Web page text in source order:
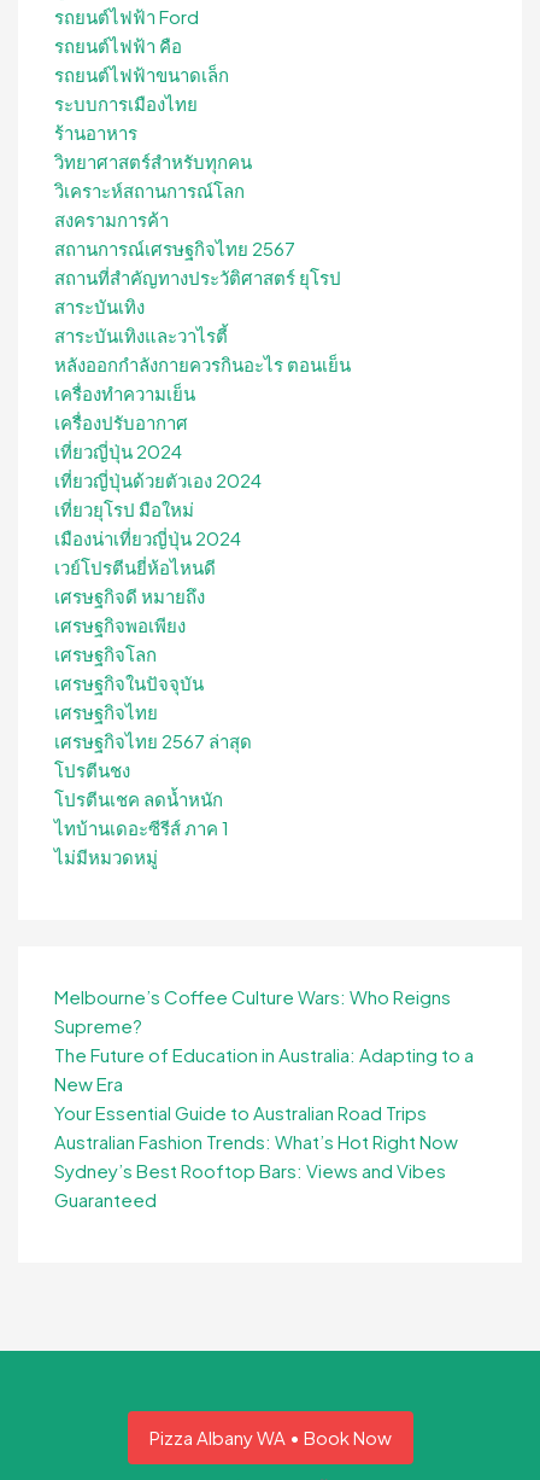
รถยนต์ไฟฟ้า Ford
รถยนต์ไฟฟ้า คือ
รถยนต์ไฟฟ้าขนาดเล็ก
ระบบการเมืองไทย
ร้านอาหาร
วิทยาศาสตร์สำหรับทุกคน
วิเคราะห์สถานการณ์โลก
สงครามการค้า
สถานการณ์เศรษฐกิจไทย 2567
สถานที่สําคัญทางประวัติศาสตร์ ยุโรป
สาระบันเทิง
สาระบันเทิงและวาไรตี้
หลังออกกําลังกายควรกินอะไร ตอนเย็น
เครื่องทำความเย็น
เครื่องปรับอากาศ
เที่ยวญี่ปุ่น 2024
เที่ยวญี่ปุ่นด้วยตัวเอง 2024
เที่ยวยุโรป มือใหม่
เมืองน่าเที่ยวญี่ปุ่น 2024
เวย์โปรตีนยี่ห้อไหนดี
เศรษฐกิจดี หมายถึง
เศรษฐกิจพอเพียง
เศรษฐกิจโลก
เศรษฐกิจในปัจจุบัน
เศรษฐกิจไทย
เศรษฐกิจไทย 2567 ล่าสุด
โปรตีนชง
โปรตีนเชค ลดน้ำหนัก
ไทบ้านเดอะซีรีส์ ภาค 1
ไม่มีหมวดหมู่
Melbourne’s Coffee Culture Wars: Who Reigns
Supreme?
The Future of Education in Australia: Adapting to a
New Era
Your Essential Guide to Australian Road Trips
Australian Fashion Trends: What’s Hot Right Now
Sydney’s Best Rooftop Bars: Views and Vibes
Guaranteed
Pizza Albany WA • Book Now